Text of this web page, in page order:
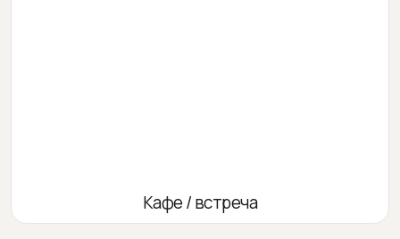
Кафе / встреча